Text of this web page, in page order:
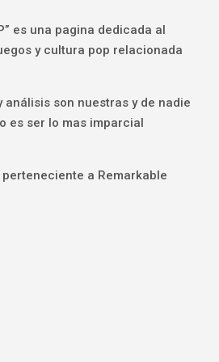
es una pagina dedicada al
y cultura pop relacionada
análisis son nuestras y de nadie
es ser lo mas imparcial
perteneciente a Remarkable